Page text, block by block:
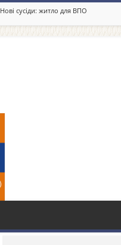
Нові сусіди: житло для ВПО